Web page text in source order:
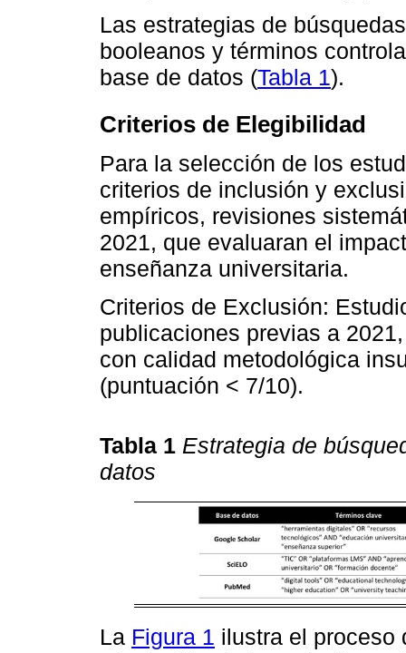
Las estrategias de
booleanos y términos
base de datos (Tabla 1).
Criterios de Elegibilidad
Para la selección de los
criterios de inclusión y
empíricos, revisiones
2021, que evaluaran el
enseñanza universitaria.
Criterios de Exclusión:
publicaciones previas a
con calidad metodológica
(puntuación < 7/10).
Tabla 1 Estrategia de
datos
La Figura 1 ilustra el proceso